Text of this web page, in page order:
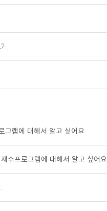
그램에 대해서 알고 싶어요
수프로그램에 대해서 알고 싶어요